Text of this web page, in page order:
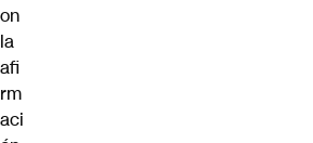
on
la
afi
rm
aci